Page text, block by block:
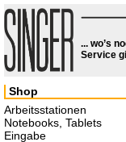
... wo’s
Service
Shop
Arbeitsstationen
Notebooks, Tablets
Eingabe